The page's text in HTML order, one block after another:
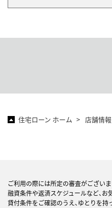
住宅ローン ホーム 店舗情報
ご利用の際には所定の審査がござい
融資条件や返済スケジュールなど、お
貸付条件をご確認のうえ、ゆとりを持